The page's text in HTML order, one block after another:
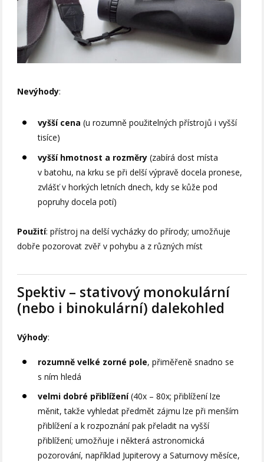
Nevýhody:
vyšší cena (u rozumně použitelných přístrojů i vyšší
tisíce)
vyšší hmotnost a rozměry (zabírá dost místa
v batohu, na krku se při delší výpravě docela pronese,
zvlášť v horkých letních dnech, kdy se kůže pod
popruhy docela potí)
Použití: přístroj na delší vycházky do přírody; umožňuje
dobře pozorovat zvěř v pohybu a z různých míst
Spektiv – stativový monokulární
(nebo i binokulární) dalekohled
Výhody:
rozumně velké zorné pole, přiměřeně snadno se
s ním hledá
velmi dobré přiblížení(40x – 80x; přiblížení lze
měnit, takže vyhledat předmět zájmu lze při menším
přiblížení a k rozpoznání pak přeladit na vyšší
přiblížení; umožňuje i některá astronomická
pozorování, například Jupiterovy a Saturnovy měsíce,